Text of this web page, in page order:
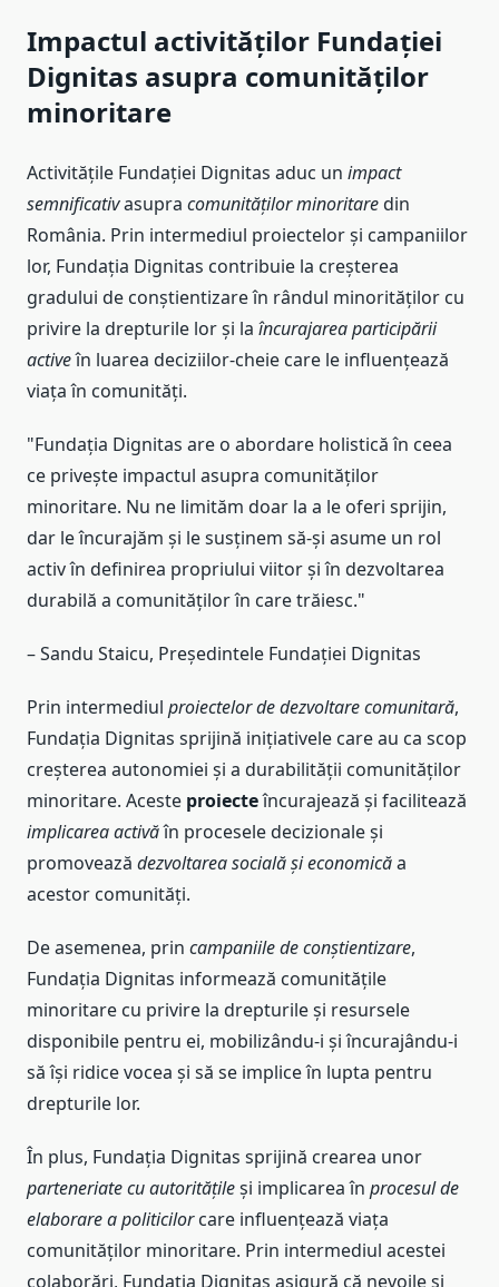
Impactul activităților Fundației
Dignitas asupra comunităților
minoritare
Activitățile Fundației Dignitas aduc un impact
semnificativasupra comunităților minoritaredin
România. Prin intermediul proiectelor și campaniilor
lor, Fundația Dignitas contribuie la creșterea
gradului de conștientizare în rândul minorităților cu
privire la drepturile lor și la încurajarea participării
activeîn luarea deciziilor-cheie care le influențează
viața în comunități.
"Fundația Dignitas are o abordare holistică în ceea
ce privește impactul asupra comunităților
minoritare. Nu ne limităm doar la a le oferi sprijin,
dar le încurajăm și le susținem să-și asume un rol
activ în definirea propriului viitor și în dezvoltarea
durabilă a comunităților în care trăiesc."
– Sandu Staicu, Președintele Fundației Dignitas
Prin intermediul proiectelor de dezvoltare comunitară,
Fundația Dignitas sprijină inițiativele care au ca scop
creșterea autonomiei și a durabilității comunităților
minoritare. Aceste proiecteîncurajează și facilitează
implicarea activăîn procesele decizionale și
promovează dezvoltarea socială și economicăa
acestor comunități.
De asemenea, prin campaniile de conștientizare,
Fundația Dignitas informează comunitățile
minoritare cu privire la drepturile și resursele
disponibile pentru ei, mobilizându-i și încurajându-i
să își ridice vocea și să se implice în lupta pentru
drepturile lor.
În plus, Fundația Dignitas sprijină crearea unor
parteneriate cu autoritățileși implicarea în procesul de
elaborare a politicilorcare influențează viața
comunităților minoritare. Prin intermediul acestei
colaborări, Fundația Dignitas asigură că nevoile și